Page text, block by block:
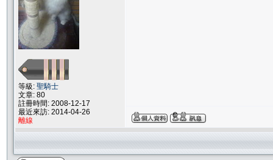
等級: 聖騎士
文章: 80
註冊時間: 2008-12-17
最近來訪: 2014-04-26
離線